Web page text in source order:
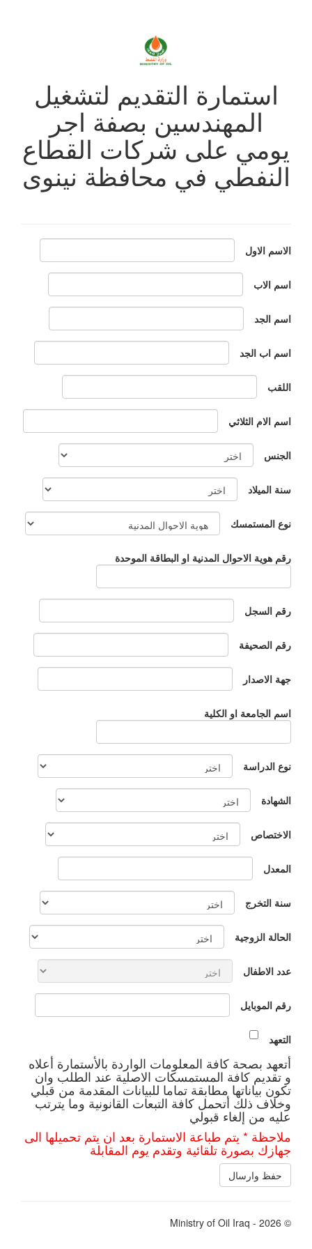
استمارة التقديم لتشغيل
المهندسين بصفة اجر
يومي على شركات القطاع
النفطي في محافظة نينوى
الاسم الاول
اسم الاب
اسم الجد
اسم اب الجد
اللقب
اسم الام الثلاثي
الجنس
سنة الميلاد
نوع المستمسك
رقم هوية الاحوال المدنية او البطاقة الموحدة
رقم السجل
رقم الصحيفة
جهة الاصدار
اسم الجامعة او الكلية
نوع الدراسة
الشهادة
الاختصاص
المعدل
سنة التخرج
الحالة الزوجية
عدد الاطفال
رقم الموبايل
التعهد
أتعهد بصحة كافة المعلومات الواردة بالأستمارة أعلاه
و تقديم كافة المستمسكات الاصلية عند الطلب وان
تكون بياناتها مطابقة تماما للبيانات المقدمة من قبلي
وخلاف ذلك أتحمل كافة التبعات القانونية وما يترتب
عليه من إلغاء قبولي
ملاحظة * يتم طباعة الاستمارة بعد ان يتم تحميلها الى
جهازك بصورة تلقائية وتقدم يوم المقابلة
© 2026 - Ministry of Oil Iraq